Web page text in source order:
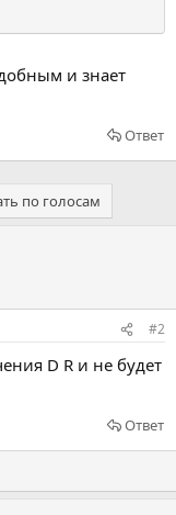
и знает
Ответ
по голосам
#2
D R и не будет
Ответ